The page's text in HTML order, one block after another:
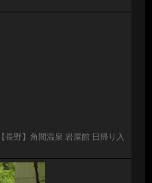
【長野】角間温泉 岩屋館 日帰り入